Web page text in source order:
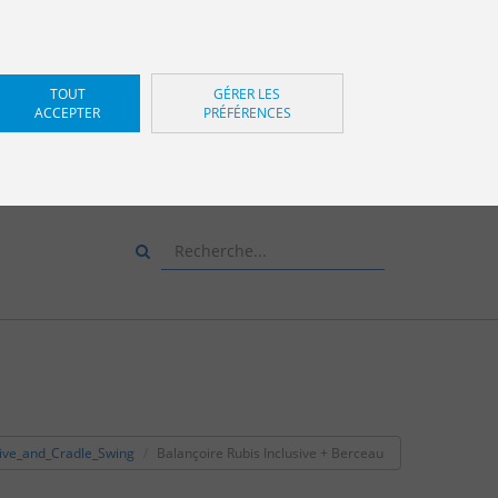
NOUS ET NOUS VOUS
Balançoire Rubis Inclusive + Berceau
TOUT
ACCEPTER
GÉRER LES
PRÉFÉRENCES